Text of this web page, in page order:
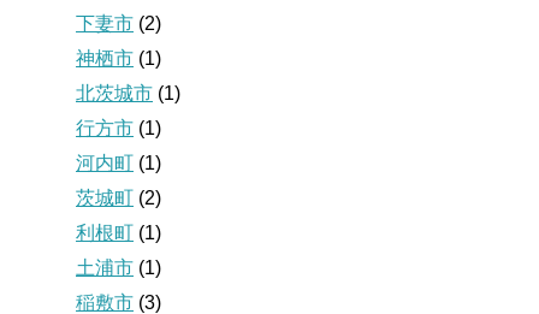
下妻市 (2)
神栖市 (1)
北茨城市 (1)
行方市 (1)
河内町 (1)
茨城町 (2)
利根町 (1)
土浦市 (1)
稲敷市 (3)